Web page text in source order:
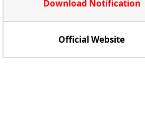
Download Notification
Official Website